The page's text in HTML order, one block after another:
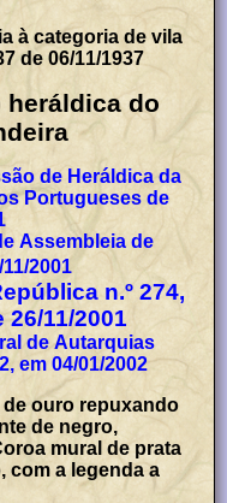
à categoria de vila
de 06/11/1937
heráldica do
de Heráldica da
Portugueses de
Assembleia de
2001
n.º 274,
26/11/2001
de Autarquias
em 04/01/2002
de ouro repuxando
de negro,
mural de prata
com a legenda a